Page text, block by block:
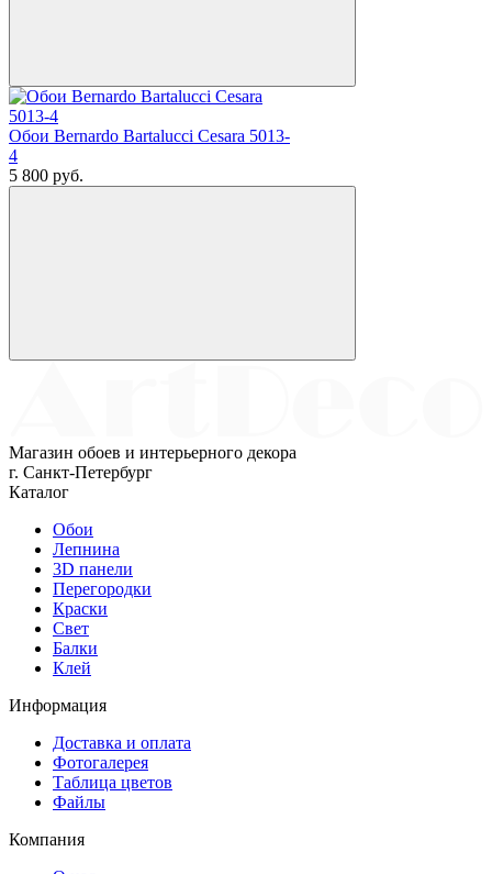
Обои Bernardo Bartalucci Cesara 5013-
4
5 800 руб.
Магазин обоев и интерьерного декора
г. Санкт-Петербург
Каталог
Обои
Лепнина
3D панели
Перегородки
Краски
Свет
Балки
Клей
Информация
Доставка и оплата
Фотогалерея
Таблица цветов
Файлы
Компания